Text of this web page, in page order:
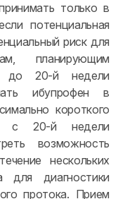
только в
потенциальная
риск для
планирующим
до 20-й недели
ибупрофен в
короткого
с 20-й недели
возможность
нескольких
для диагностики
протока. Прием